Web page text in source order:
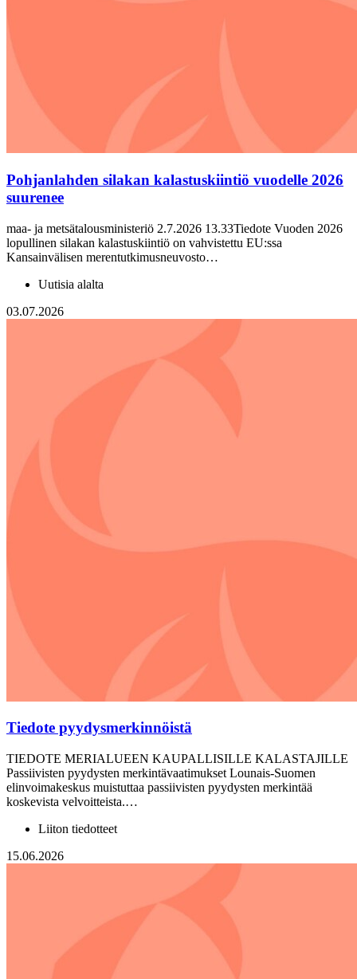
Pohjanlahden silakan kalastuskiintiö vuodelle 2026
suurenee
maa- ja metsätalousministeriö 2.7.2026 13.33Tiedote Vuoden 2026
lopullinen silakan kalastuskiintiö on vahvistettu EU:ssa
Kansainvälisen merentutkimusneuvosto…
Uutisia alalta
03.07.2026
Tiedote pyydysmerkinnöistä
TIEDOTE MERIALUEEN KAUPALLISILLE KALASTAJILLE
Passiivisten pyydysten merkintävaatimukset Lounais-Suomen
elinvoimakeskus muistuttaa passiivisten pyydysten merkintää
koskevista velvoitteista.…
Liiton tiedotteet
15.06.2026